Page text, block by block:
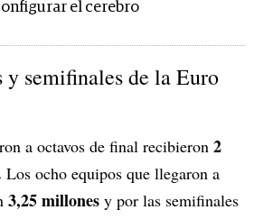
el cerebro
y semifinales de la Euro
a octavos de final recibieron 2
Los ocho equipos que llegaron a
3,25 millones y por las semifinales